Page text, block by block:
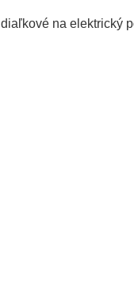
diaľkové na elektrický